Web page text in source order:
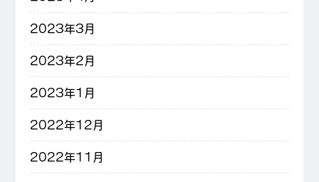
2023年3月
2023年2月
2023年1月
2022年12月
2022年11月